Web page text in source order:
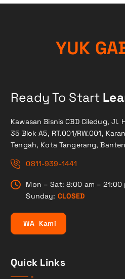
YUK GA
Ready To Start
Kawasan Bisnis CBD Ciledug, Jl.
35 Blok A5, RT.001/RW.001,
Tengah, Kota Tangerang, Banten
0811-939-1441
Mon – Sat: 8:00 am – 21:00
Sunday: CLOSED
WA Kami
Quick Links